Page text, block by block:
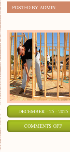
POSTED BY ADMIN
DECEMBER - 25 - 2025
COMMENTS OFFON